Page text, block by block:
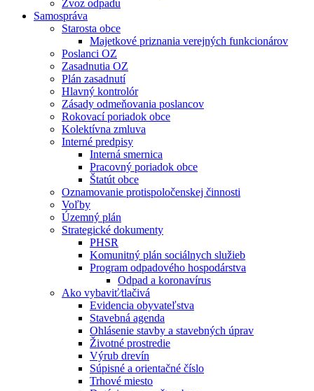
Zvoz odpadu
Samospráva
Starosta obce
Majetkové priznania verejných funkcionárov
Poslanci OZ
Zasadnutia OZ
Plán zasadnutí
Hlavný kontrolór
Zásady odmeňovania poslancov
Rokovací poriadok obce
Kolektívna zmluva
Interné predpisy
Interná smernica
Pracovný poriadok obce
Štatút obce
Oznamovanie protispoločenskej činnosti
Voľby
Územný plán
Strategické dokumenty
PHSR
Komunitný plán sociálnych služieb
Program odpadového hospodárstva
Odpad a koronavírus
Ako vybaviť⁄tlačivá
Evidencia obyvateľstva
Stavebná agenda
Ohlásenie stavby a stavebných úprav
Životné prostredie
Výrub drevín
Súpisné a orientačné číslo
Trhové miesto